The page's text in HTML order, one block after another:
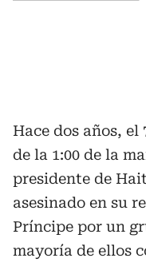
Hace dos años, el
de la 1:00 de la
presidente de
asesinado en su
Príncipe por un
mayoría de ellos